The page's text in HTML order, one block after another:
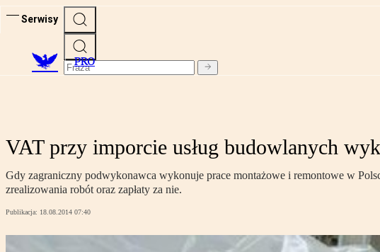
Serwisy
PRO
VAT przy imporcie usług budowlanych
Gdy zagraniczny podwykonawca wykonuje prace montażowe i remontowe w
zrealizowania robót oraz zapłaty za nie.
Publikacja: 18.08.2014 07:40